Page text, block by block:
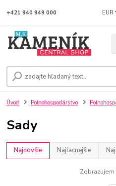
EUR
+421 940 949 000
Úvod Poľnohospodárstvo
Sady
Najnovšie Najlacnejšie
Zobrazujem